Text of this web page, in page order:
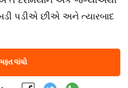
પડીએ છીએ અને ત્યારબાદ
મફત વાંચો